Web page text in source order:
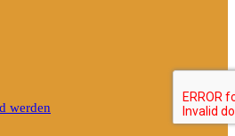
werden